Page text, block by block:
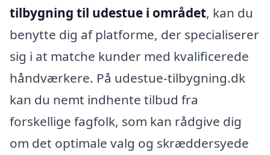
tilbygning til udestue i området, kan du
benytte dig af platforme, der specialiserer
sig i at matche kunder med kvalificerede
håndværkere. På udestue-tilbygning.dk
kan du nemt indhente tilbud fra
forskellige fagfolk, som kan rådgive dig
om det optimale valg og skræddersyede